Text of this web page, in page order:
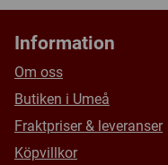
Tillverkare: Övriga
Länkar:
Försälj. rank:
Information
Om oss
Butiken i Umeå
Fraktpriser & leveranser
Köpvillkor